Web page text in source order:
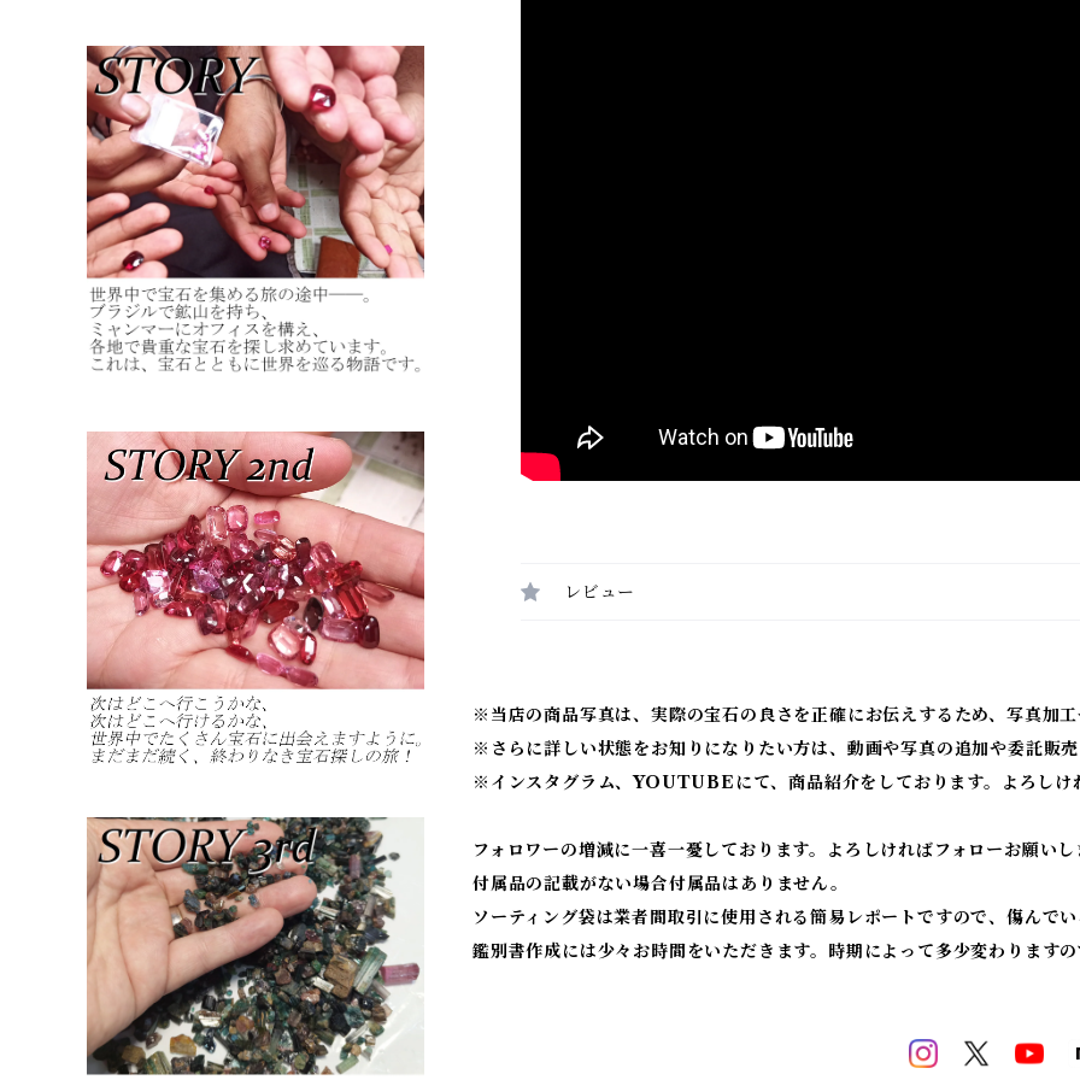
レビュー
※当店の商品写真は、実際の宝石の良さを正確にお伝えするため、写真加
※ さらに詳しい状態をお知りになりたい方は、動画や写真の追加や委託販
※ インスタグラム、YOUTUBEにて、商品紹介をしております。よろしけ
フォロワーの増減に一喜一憂しております。よろしければフォローお願い
付属品の記載がない場合付属品はありません。
ソーティング袋は業者間取引に使用される簡易レポートですので、傷んで
鑑別書作成には少々お時間をいただきます。時期によって多少変わります